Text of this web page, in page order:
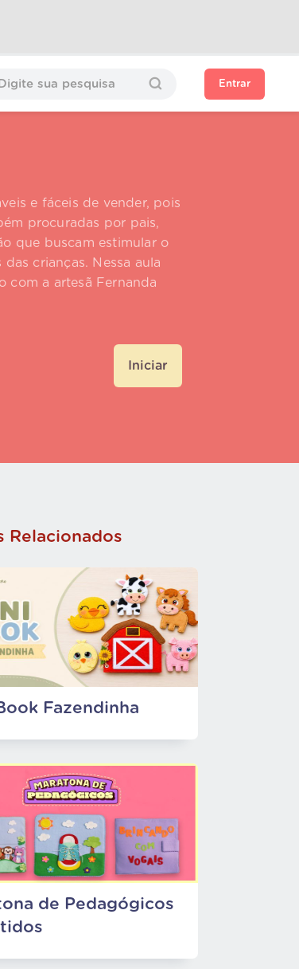
Entrar
e fáceis de vender, pois
procuradas por pais,
que buscam estimular o
crianças. Nessa aula
com a artesã Fernanda
Iniciar
Relacionados
Fazendinha
de Pedagógicos